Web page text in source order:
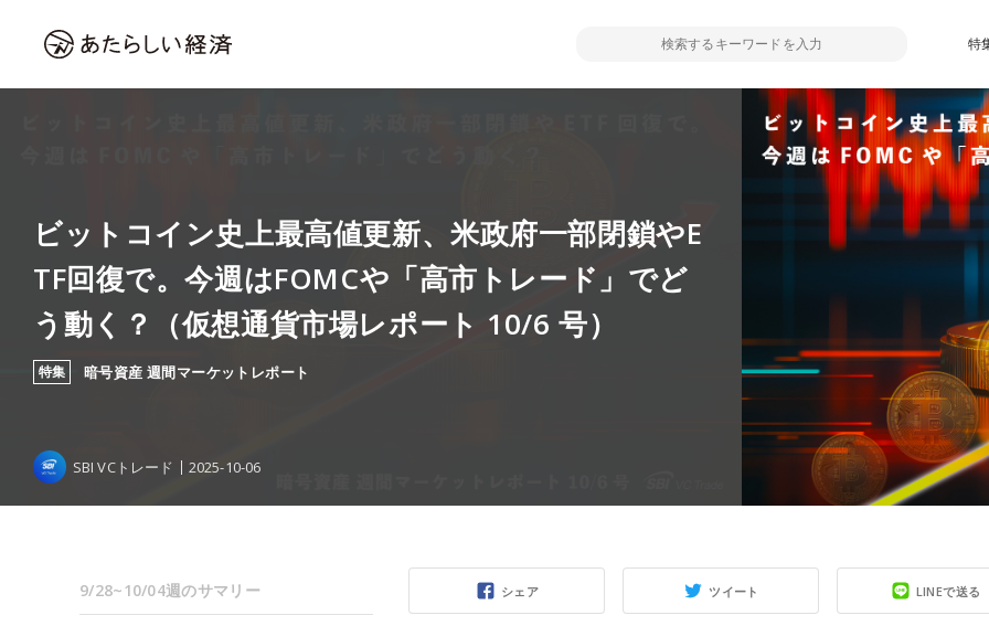
特
ビットコイン史上最高値更新、米政府一部閉鎖やE
TF回復で。今週はFOMCや「高市トレード」でど
う動く？（仮想通貨市場レポート 10/6 号）
特集 暗号資産 週間マーケットレポート
SBI VCトレード 2025-10-06
シェア ツイート LINEで送る
9/28~10/04週のサマリー